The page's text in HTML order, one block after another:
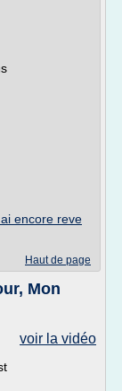
encore reve
Haut de page
Mon
voir la vidéo